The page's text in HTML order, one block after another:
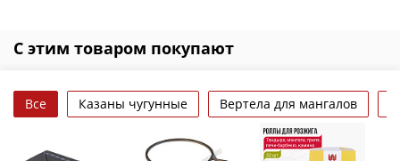
С этим товаром покупают
Все Казаны чугунные Вертела для мангалов